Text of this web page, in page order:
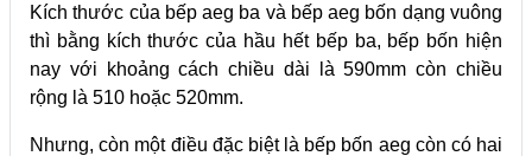
Kích thước của bếp aeg ba và bếp aeg bốn dạng vuông
thì bằng kích thước của hầu hết bếp ba, bếp bốn hiện
nay với khoảng cách chiều dài là 590mm còn chiều
rộng là 510 hoặc 520mm.
Nhưng, còn một điều đặc biệt là bếp bốn aeg còn có hai